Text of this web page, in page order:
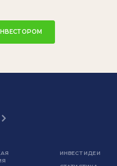
ИНВЕСТ ИДЕИ